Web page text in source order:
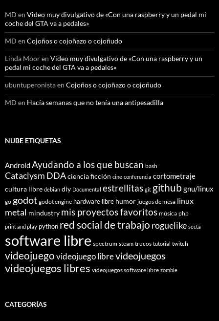
MD en Video muy divulgativo de «Con una raspberry y un pedal mi
coche del GTA va a pedales»
MD en Cojoños o cojoñazo o cojoñudo
Linda Mooren Video muy divulgativo de «Con una raspberry y un
pedal mi coche del GTA va a pedales»
ubuntuperonistaen Cojoños o cojoñazo o cojoñudo
MD en Hacía semanas que no tenía una antipesadilla
NUBE ETIQUETAS
AndroidAyudando a los que buscan bash
Cataclysm DDAciencia ficción cine conferencia cortometraje
cultura libre debian diy Documental estrellitas git github gnu/linux
go godot godot engine hardware libre humor juegos de mesa linux
metal mindustry mis proyectos favoritos música php
print and play python red social de trabajo roguelike secta
software libre spectrum steam trucos tutorial twitch
videojuegovideojuego librevideojuegos
videojuegos libres videojuegos software libre zombie
CATEGORÍAS